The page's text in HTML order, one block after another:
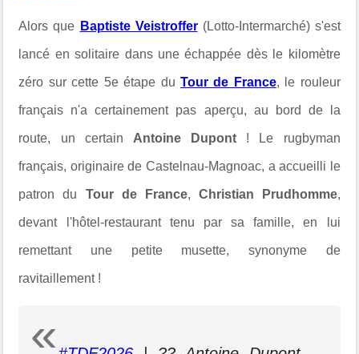
Alors que Baptiste Veistroffer(Lotto-Intermarché) s'est
lancé en solitaire dans une échappée dès le kilomètre
zéro sur cette 5e étape du Tour de France, le rouleur
français n'a certainement pas aperçu, au bord de la
route, un certain Antoine Dupont ! Le rugbyman
français, originaire de Castelnau-Magnoac, a accueilli le
patron du Tour de France, Christian Prudhomme,
devant l'hôtel-restaurant tenu par sa famille, en lui
remettant une petite musette, synonyme de
ravitaillement !